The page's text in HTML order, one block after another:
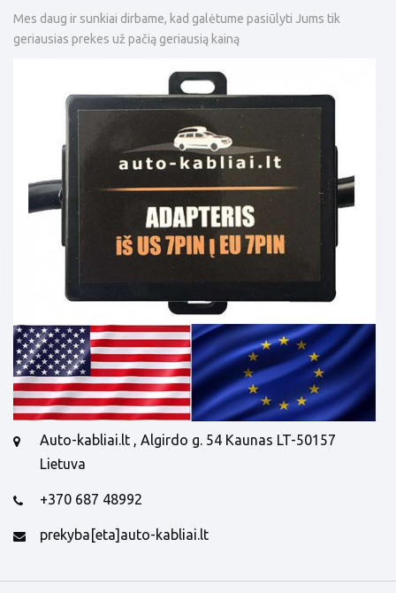
Mes daug ir sunkiai dirbame, kad galėtume pasiūlyti Jums tik
geriausias prekes už pačią geriausią kainą
Auto-kabliai.lt , Algirdo g. 54 Kaunas LT-50157
Lietuva
+370 687 48992
prekyba[eta]auto-kabliai.lt